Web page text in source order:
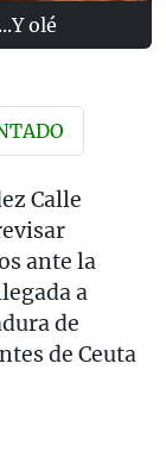
olé
Calle
ante la
a
de
de Ceuta